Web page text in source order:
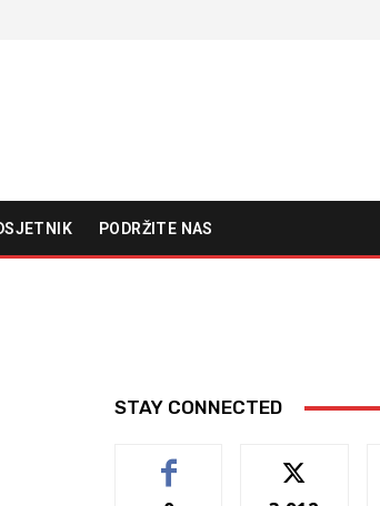
PODRŽITE NAS
STAY CONNECTED